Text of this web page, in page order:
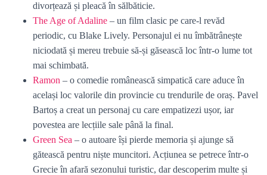
divorțează și pleacă în sălbăticie.
The Age of Adaline – un film clasic pe care-l revăd
periodic, cu Blake Lively. Personajul ei nu îmbătrânește
niciodată și mereu trebuie să-și găsească loc într-o lume tot
mai schimbată.
Ramon – o comedie românească simpatică care aduce în
același loc valorile din provincie cu trendurile de oraș. Pavel
Bartoș a creat un personaj cu care empatizezi ușor, iar
povestea are lecțiile sale până la final.
Green Sea – o autoare își pierde memoria și ajunge să
gătească pentru niște muncitori. Acțiunea se petrece într-o
Grecie în afară sezonului turistic, dar descoperim multe și